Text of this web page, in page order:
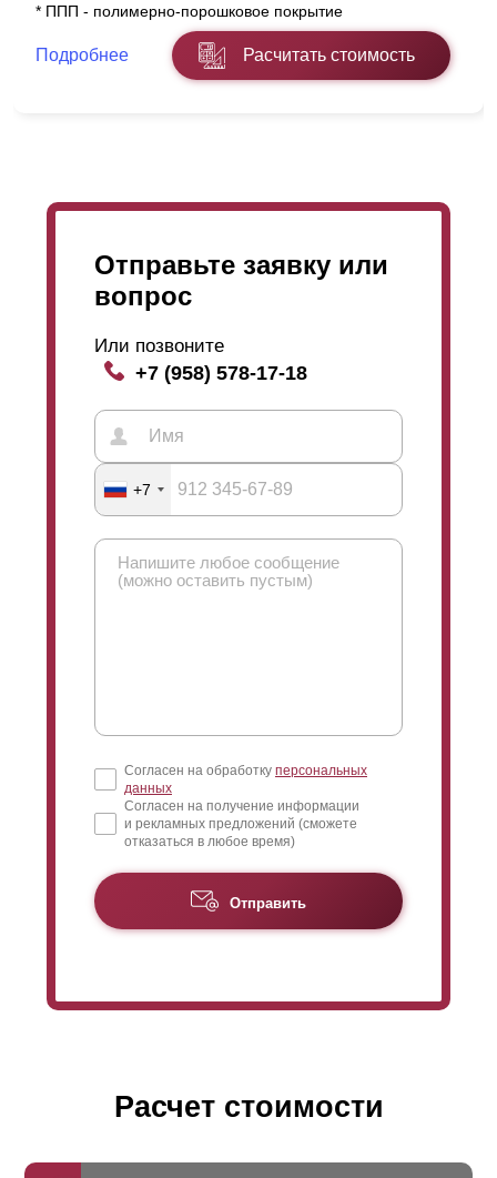
* ППП - полимерно-порошковое покрытие
Подробнее Расчитать стоимость
Отправьте заявку или
вопрос
Или позвоните
+7 (958) 578-17-18
+7
Согласен на обработку персональных
данных
Согласен на получение информации
и рекламных предложений (сможете
отказаться в любое время)
Отправить
Расчет стоимости